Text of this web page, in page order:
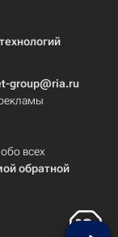
group@ria.ru
всех
обратной